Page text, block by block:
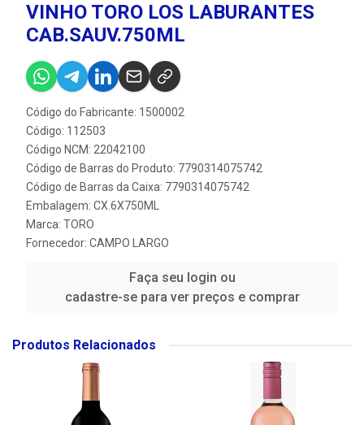
VINHO TORO LOS LABURANTES
CAB.SAUV.750ML
Código do Fabricante: 1500002
Código: 112503
Código NCM: 22042100
Código de Barras do Produto: 7790314075742
Código de Barras da Caixa: 7790314075742
Embalagem: CX.6X750ML
Marca: TORO
Fornecedor: CAMPO LARGO
Faça seu login ou
cadastre-se para ver preços e comprar
Produtos Relacionados